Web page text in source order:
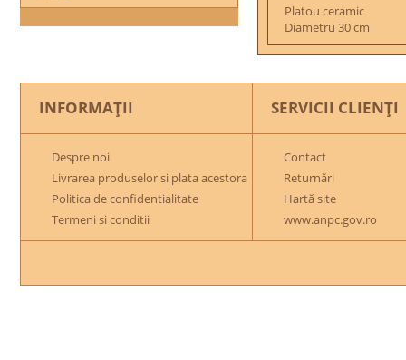
Platou ceramic
Diametru 30 cm
INFORMAŢII
Despre noi
Livrarea produselor si plata acestora
Politica de confidentialitate
Termeni si conditii
SERVICII CLIENŢI
Contact
Returnări
Hartă site
www.anpc.gov.ro